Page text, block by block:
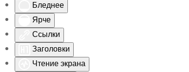
Бледнее
Ярче
Ссылки
Заголовки
Чтение экрана